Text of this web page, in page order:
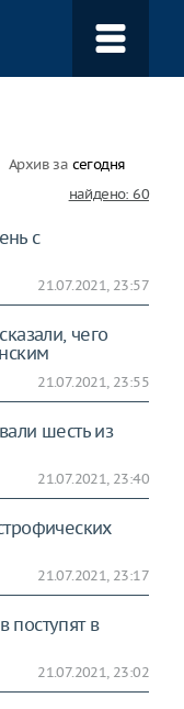
Архив за сегодня
найдено: 60
с
21.07.2021, 23:57
чего
21.07.2021, 23:55
шесть из
21.07.2021, 23:40
21.07.2021, 23:17
поступят в
21.07.2021, 23:02